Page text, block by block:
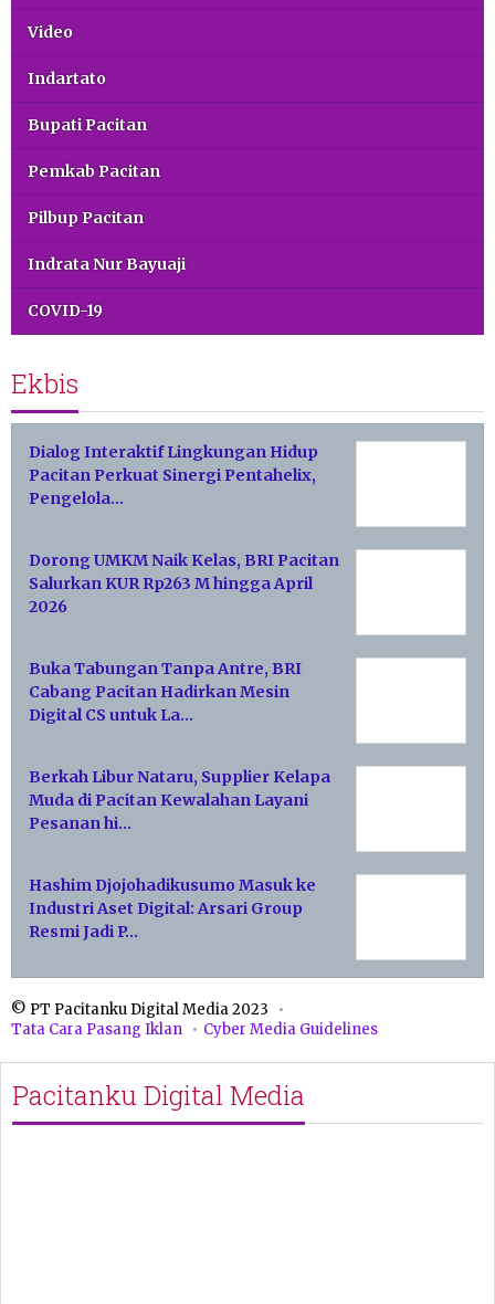
Video
Indartato
Bupati Pacitan
Pemkab Pacitan
Pilbup Pacitan
Indrata Nur Bayuaji
COVID-19
Ekbis
Dialog Interaktif Lingkungan Hidup
Pacitan Perkuat Sinergi Pentahelix,
Pengelola…
Dorong UMKM Naik Kelas, BRI Pacitan
Salurkan KUR Rp263 M hingga April
2026
Buka Tabungan Tanpa Antre, BRI
Cabang Pacitan Hadirkan Mesin
Digital CS untuk La…
Berkah Libur Nataru, Supplier Kelapa
Muda di Pacitan Kewalahan Layani
Pesanan hi…
Hashim Djojohadikusumo Masuk ke
Industri Aset Digital: Arsari Group
Resmi Jadi P…
© PT Pacitanku Digital Media 2023
Tata Cara Pasang Iklan
Cyber Media Guidelines
Pacitanku Digital Media